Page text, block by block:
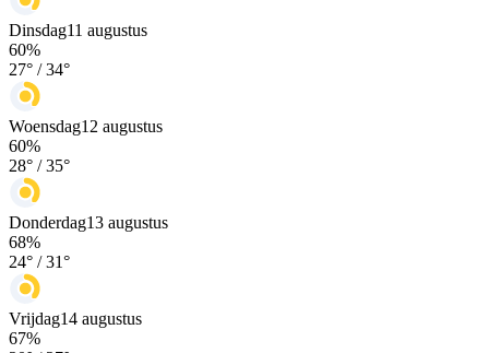
Dinsdag11 augustus
60%
27° /34°
Woensdag12 augustus
60%
28° /35°
Donderdag13 augustus
68%
24° /31°
Vrijdag14 augustus
67%